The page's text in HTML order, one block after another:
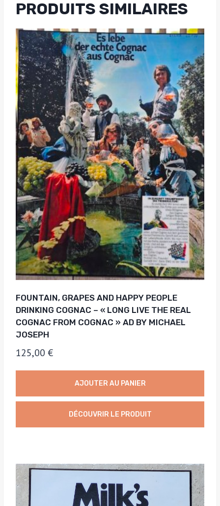
PRODUITS SIMILAIRES
FOUNTAIN, GRAPES AND HAPPY PEOPLE
DRINKING COGNAC – « LONG LIVE THE REAL
COGNAC FROM COGNAC » AD BY MICHAEL
JOSEPH
125,00 €
AJOUTER AU PANIER
DÉCOUVRIR LE PRODUIT